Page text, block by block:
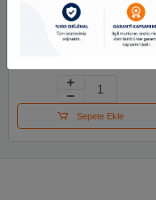
Adel Keçeli Kalem
Jumbo 2220 000001
Sepete Ekle